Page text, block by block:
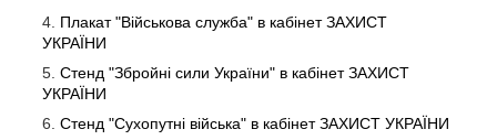
Плакат "Військова служба" в кабінет ЗАХИСТ
УКРАЇНИ
Стенд "Збройні сили України" в кабінет ЗАХИСТ
УКРАЇНИ
Стенд "Сухопутні війська" в кабінет ЗАХИСТ УКРАЇНИ